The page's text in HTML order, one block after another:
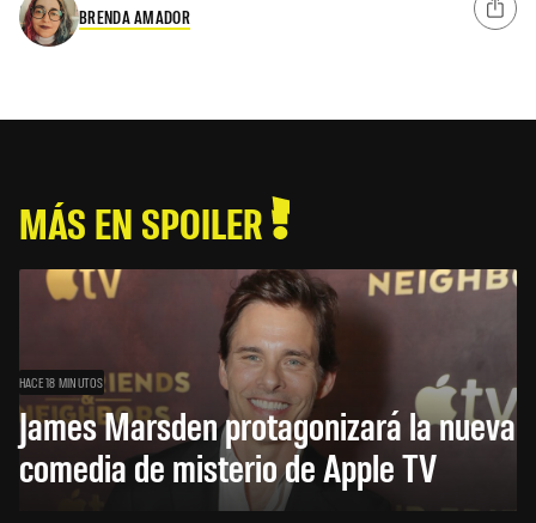
BRENDA AMADOR
MÁS EN SPOILER
HACE 18 MINUTOS
James Marsden protagonizará la nueva
comedia de misterio de Apple TV